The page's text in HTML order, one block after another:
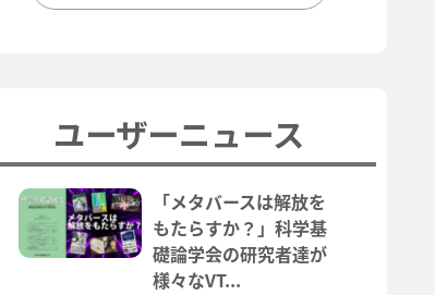
ユーザーニュース
「メタバースは解放を
もたらすか？」科学基
礎論学会の研究者達が
様々なVT...